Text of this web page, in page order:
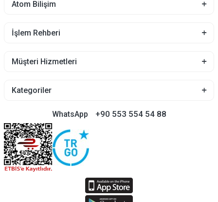
Atom Bilişim
İşlem Rehberi
Müşteri Hizmetleri
Kategoriler
WhatsApp +90 553 554 54 88